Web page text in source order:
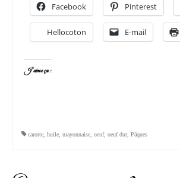
Facebook Pinterest
Hellocoton E-mail
J’aime ça :
carotte huile mayonnaise oeuf, oeuf dur, Pâques